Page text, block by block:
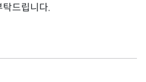
드립니다.